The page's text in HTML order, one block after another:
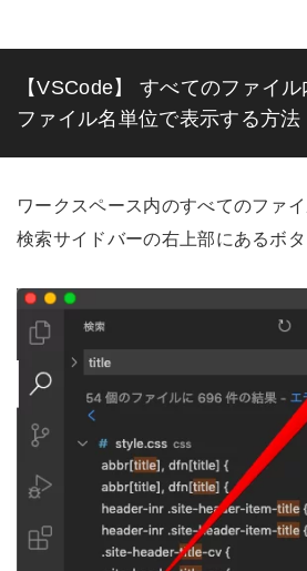
【VSCode】 すべてのファイル
ファイル名単位で表示する方法
ワークスペース内のすべてのファ
検索サイドバーの右上部にあるボタ